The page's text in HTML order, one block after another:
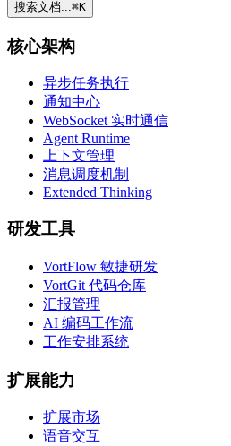
搜索文档...⌘K
核心架构
异步任务执行
通知中心
WebSocket 实时通信
Agent Runtime
上下文管理
消息调度机制
Extended Thinking
研发工具
VortFlow 敏捷研发
VortGit 代码仓库
汇报管理
AI 编码工作流
工作安排系统
扩展能力
扩展市场
语音交互